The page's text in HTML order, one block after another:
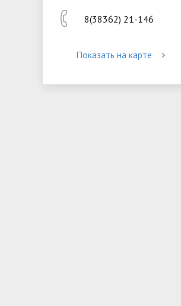
8(38362) 21-146
Показать на карте